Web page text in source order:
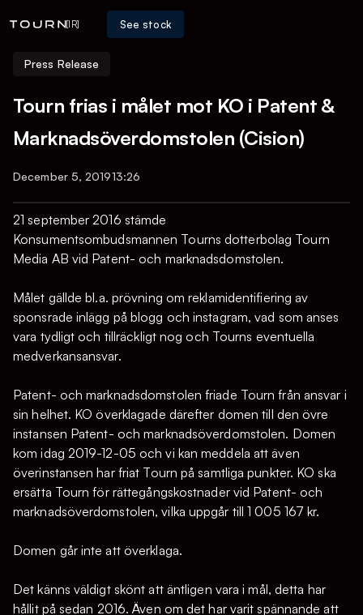
[IR] See stock
Press Release
Tourn frias i målet mot KO i Patent &
Marknadsöverdomstolen (Cision)
December 5, 201913:26
21 september 2016 stämde
Konsumentsombudsmannen Tourns dotterbolag Tourn
Media AB vid Patent- och marknadsdomstolen.
Målet gällde bl.a. prövning om reklamidentifiering av
sponsrade inlägg på blogg och instagram, vad som anses
vara tydligt och tillräckligt nog och Tourns eventuella
medverkansansvar.
Patent- och marknadsdomstolen friade Tourn från ansvar i
sin helhet. KO överklagade därefter domen till den övre
instansen Patent- och marknadsöverdomstolen. Domen
kom idag 2019-12-05 och vi kan meddela att även
överinstansen har friat Tourn på samtliga punkter. KO ska
ersätta Tourn för rättegångskostnader vid Patent- och
marknadsöverdomstolen, vilka uppgår till 1 005 167 kr.
Domen går inte att överklaga.
Det känns väldigt skönt att äntligen vara i mål, detta har
hållit på sedan 2016. Även om det har varit spännande att